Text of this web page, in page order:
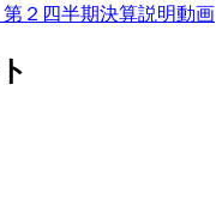
２四半期決算説明動画